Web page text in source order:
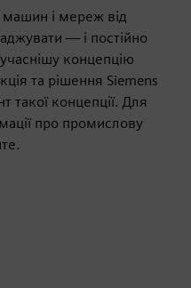
машин і мереж від
— і постійно
концепцію
та рішення Siemens
концепції. Для
про промислову